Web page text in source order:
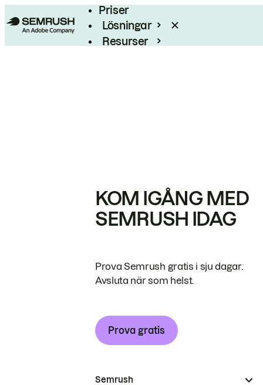
Priser
Lösningar
Resurser
KOM IGÅNG MED
SEMRUSH IDAG
Prova Semrush gratis i sju dagar.
Avsluta när som helst.
Prova gratis
Semrush